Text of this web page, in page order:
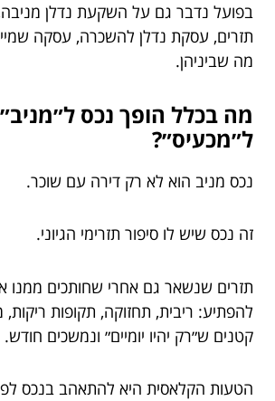
בפועל נדבר גם על השקעת נדלן
תזרים, עסקת נדלן להשכרה, עסקה
מה שביניהן.
מה בכלל הופך נכס
ל״מכעיס״?
נכס מניב הוא לא רק דירה עם שוכר.
זה נכס שיש לו סיפור תזרימי הגיוני.
תזרים שנשאר גם אחרי שחותכים
להפתיע: ריבית, תחזוקה, תקופות ריקות,
קטנים ש״רק יהיו יומיים״ ונמשכים חודש.
הטעות הקלאסית היא להתאהב בנכס